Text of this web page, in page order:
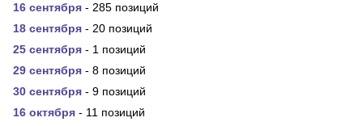
16 сентября - 285 позиций
18 сентября - 20 позиций
25 сентября - 1 позиций
29 сентября - 8 позиций
30 сентября - 9 позиций
16 октября - 11 позиций